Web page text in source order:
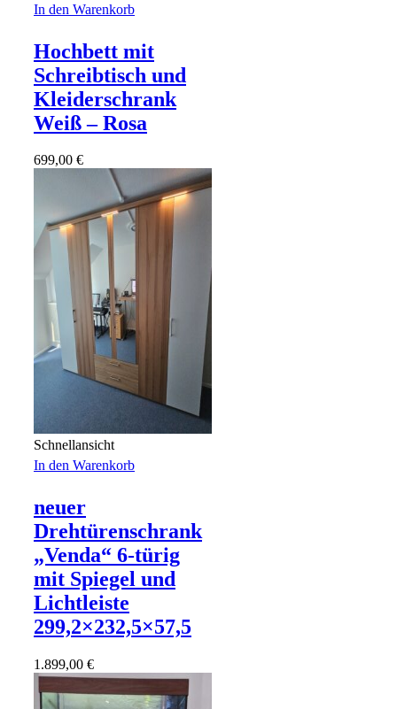
In den Warenkorb
Hochbett mit
Schreibtisch und
Kleiderschrank
Weiß – Rosa
699,00 €
Schnellansicht
In den Warenkorb
neuer
Drehtürenschrank
„Venda“ 6-türig
mit Spiegel und
Lichtleiste
299,2×232,5×57,5
1.899,00 €